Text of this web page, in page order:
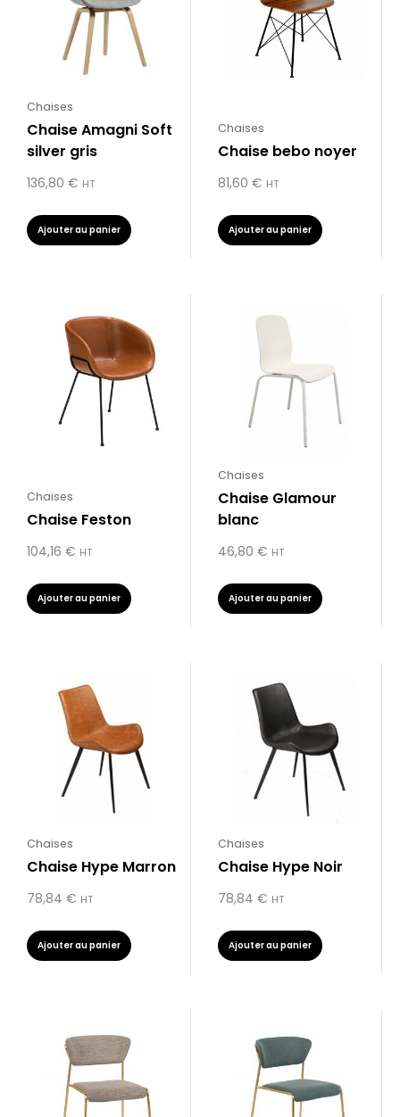
Chaises
Chaise Amagni Soft
silver gris
136,80 € HT
Ajouter au panier
Chaises
Chaise bebo noyer
81,60 € HT
Ajouter au panier
Chaises
Chaise Feston
104,16 € HT
Ajouter au panier
Chaises
Chaise Glamour
blanc
46,80 € HT
Ajouter au panier
Chaises
Chaise Hype Marron
78,84 € HT
Ajouter au panier
Chaises
Chaise Hype Noir
78,84 € HT
Ajouter au panier